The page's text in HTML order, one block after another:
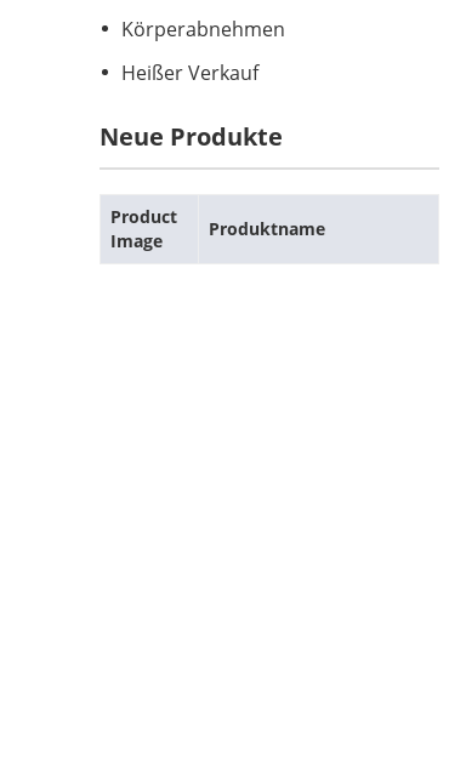
Körperabnehmen
Heißer Verkauf
Neue Produkte
Product
Image
Produktname